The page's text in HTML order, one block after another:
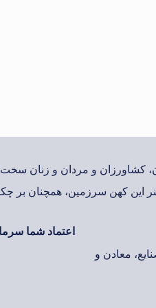
کشاورزان و مردان و زنان
کهن سرزمین، همچنان بر
معادن و
اعتماد شما